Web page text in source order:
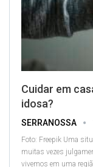
Cuidar em
idosa?
SERRANOSSA
Foto: Freepik Uma
muitas vezes
vivemos em uma